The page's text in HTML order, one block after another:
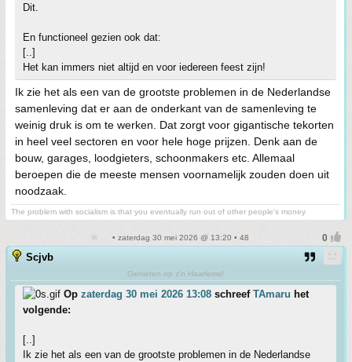
Dit.
En functioneel gezien ook dat:
[..]
Het kan immers niet altijd en voor iedereen feest zijn!
Ik zie het als een van de grootste problemen in de Nederlandse
samenleving dat er aan de onderkant van de samenleving te
weinig druk is om te werken. Dat zorgt voor gigantische tekorten
in heel veel sectoren en voor hele hoge prijzen. Denk aan de
bouw, garages, loodgieters, schoonmakers etc. Allemaal
beroepen die de meeste mensen voornamelijk zouden doen uit
noodzaak.
The problem with socialism is that you eventually run out of other people's money
• zaterdag 30 mei 2026 @ 13:20 • 48
Scjvb
Genieten op z'n Haarlems!
Op zaterdag 30 mei 2026 13:08 schreef TAmaru het
volgende:
[..]
Ik zie het als een van de grootste problemen in de Nederlandse